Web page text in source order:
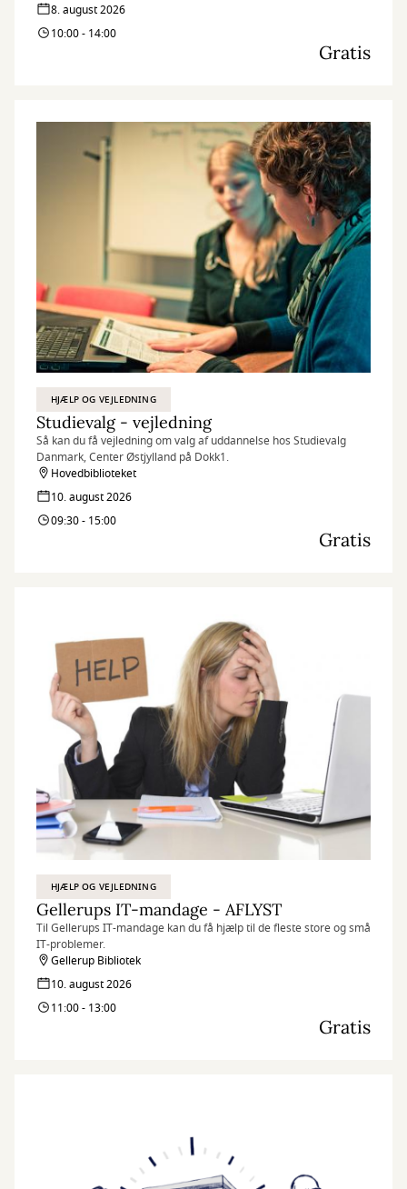
8. august 2026
10:00 - 14:00
Gratis
HJÆLP OG VEJLEDNING
Studievalg - vejledning
Så kan du få vejledning om valg af uddannelse hos Studievalg
Danmark, Center Østjylland på Dokk1.
Hovedbiblioteket
10. august 2026
09:30 - 15:00
Gratis
HJÆLP OG VEJLEDNING
Gellerups IT-mandage - AFLYST
Til Gellerups IT-mandage kan du få hjælp til de fleste store og små
IT-problemer.
Gellerup Bibliotek
10. august 2026
11:00 - 13:00
Gratis